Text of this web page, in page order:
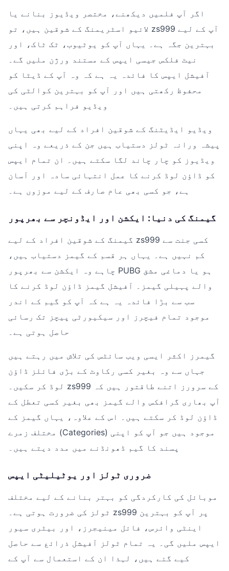
اگر آپ فلمیں دیکھنے، مختصر ویڈیوز بنانے یا
لائیو اسٹریمنگ کے شوقین ہیں، تو zs999 آپ کے لیے
بہترین جگہ ہے۔ یہاں آپ کو یوٹیوب، ٹک ٹاک، اور
نیٹ فلکس جیسی ایپس کے مستند ورژن ملیں گے۔
آفیشل ایپس کا فائدہ یہ ہے کہ وہ آپ کے ڈیٹا کو
محفوظ رکھتی ہیں اور آپ کو بہترین کوالٹی کی
ویڈیو فراہم کرتی ہیں۔
ویڈیو ایڈیٹنگ کے شوقین افراد کے لیے بھی یہاں
پیشہ ورانہ ٹولز دستیاب ہیں جن کے ذریعے وہ اپنی
ویڈیوز کو چار چاند لگا سکتے ہیں۔ ان تمام ایپس
کو ڈاؤن لوڈ کرنے کا عمل انتہائی سادہ اور آسان
ہے، جو کسی بھی عام صارف کے لیے موزوں ہے۔
گیمنگ کی دنیا: ایکشن اور ایڈونچر سے بھرپور
گیمنگ کے شوقین افراد کے لیے zs999 کسی جنت سے
کم نہیں ہے۔ یہاں ہر قسم کے گیمز دستیاب ہیں،
چاہے وہ ایکشن سے بھرپور PUBG ہو یا دماغی مشق
والے پہیلی گیمز۔ آفیشل گیمز ڈاؤن لوڈ کرنے کا
سب سے بڑا فائدہ یہ ہے کہ آپ کو گیم کے اندر
موجود تمام فیچرز اور سیکیورٹی پیچز تک رسائی
حاصل ہوتی ہے۔
گیمرز اکثر ایسی ویب سائٹس کی تلاش میں رہتے ہیں
جہاں سے وہ بغیر کسی رکاوٹ کے بڑی فائلز ڈاؤن
لوڈ کر سکیں۔ zs999 کے سرورز اتنے طاقتور ہیں کہ
آپ بھاری گرافکس والے گیمز بھی بغیر کسی تعطل کے
ڈاؤن لوڈ کر سکتے ہیں۔ اس کے علاوہ، یہاں گیمز کے
مختلف زمرے (Categories) موجود ہیں جو آپ کو اپنی
پسند کا گیم ڈھونڈنے میں مدد دیتے ہیں۔
ضروری ٹولز اور یوٹیلیٹی ایپس
موبائل کی کارکردگی کو بہتر بنانے کے لیے مختلف
ٹولز کی ضرورت ہوتی ہے۔ zs999 پر آپ کو بہترین
اینٹی وائرس، فائل مینیجرز، اور بیٹری سیور
ایپس ملیں گی۔ یہ تمام ٹولز آفیشل ذرائع سے حاصل
کیے گئے ہیں، لہذا ان کے استعمال سے آپ کے